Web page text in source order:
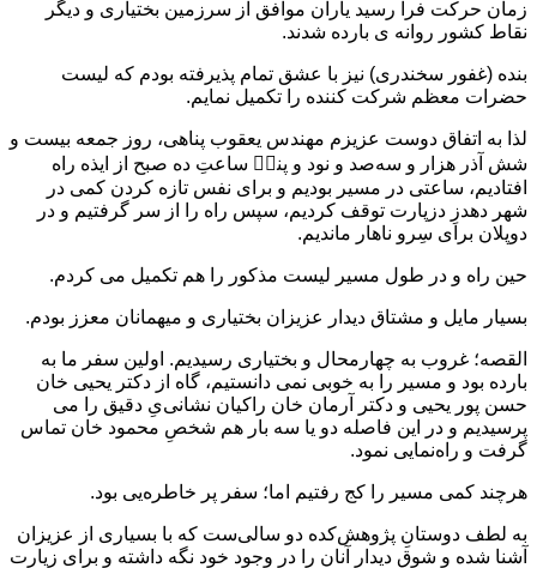
زمان حرکت فرا رسید یاران موافق از سرزمین بختیاری و دیگر
نقاط کشور روانه ی بارده شدند.
بنده (غفور سخندری) نیز با عشق تمام پذیرفته بودم که لیست
حضرات معظم شرکت کننده را تکمیل نمایم.
لذا به اتفاق دوست عزیزم مهندس یعقوب پناهی، روز جمعه بیست و
شش آذر هزار و سه‌صد و نود و پنج٘ ساعتِ ده صبح از ایذه راه
افتادیم، ساعتی در مسیر بودیم و برای نفس تازه کردن کمی در
شهر دهدزِ دزپارت توقف کردیم، سپس راه را از سر گرفتیم و در
دوپلان برای سِرو ناهار ماندیم.
حین راه و در طول مسیر لیست مذکور را هم تکمیل‌ می کردم.
بسیار مایل و مشتاق دیدار عزیزان بختیاری و میهمانان معزز بودم.
القصه؛ غروب به چهارمحال و بختیاری رسیدیم. اولین سفر ما به
بارده بود و مسیر را به خوبی نمی دانستیم، گاه از دکتر یحیی خان
حسن پور یحیی و دکتر آرمان خان راکیان نشانی‌یِ دقیق را می
پرسیدیم و در این فاصله دو یا سه بار هم شخصِ محمود خان تماس
گرفت و راه‌نمایی نمود.
هرچند کمی مسیر را کج رفتیم اما؛ سفر پر خاطره‌یی بود.
به لطف دوستانِ پژوهش‌کده دو سالی‌ست که با بسیاری از عزیزان
آشنا شده و شوق دیدار آنان را در وجود خود نگه داشته و برای زیارت